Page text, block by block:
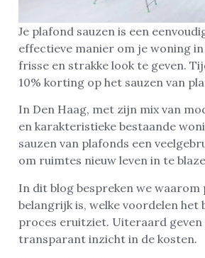
Je plafond sauzen is een
effectieve manier om je woning in
frisse en strakke look te geven.
10% korting op het sauzen van
In Den Haag, met zijn mix van
en karakteristieke bestaande
sauzen van plafonds een
om ruimtes nieuw leven in te
In dit blog bespreken we waarom
belangrijk is, welke voordelen het
proces eruitziet. Uiteraard geven
transparant inzicht in de kosten.